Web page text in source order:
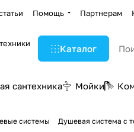
Помощь Партнерам
Каталог
сантехника Мойки
системы Душевая система с